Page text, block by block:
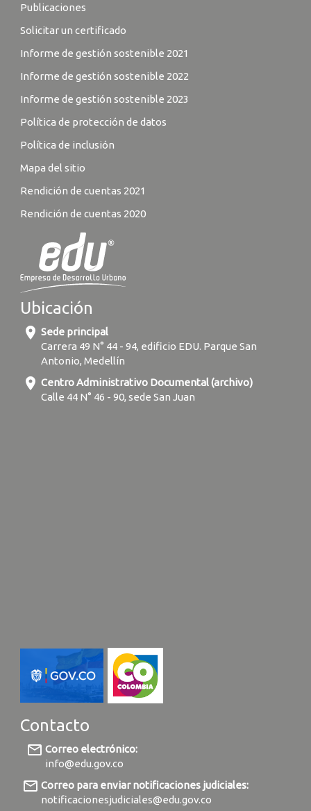
Publicaciones
Solicitar un certificado
Informe de gestión sostenible 2021
Informe de gestión sostenible 2022
Informe de gestión sostenible 2023
Política de protección de datos
Política de inclusión
Mapa del sitio
Rendición de cuentas 2021
Rendición de cuentas 2020
Ubicación
location_on Sede principal
Carrera 49 N° 44 - 94, edificio EDU. Parque San
Antonio, Medellín
location_on Centro Administrativo Documental (archivo)
Calle 44 N° 46 - 90, sede San Juan
Contacto
mail_outline Correo electrónico:
info@edu.gov.co
mail_outline Correo para enviar notificaciones judiciales:
notificacionesjudiciales@edu.gov.co